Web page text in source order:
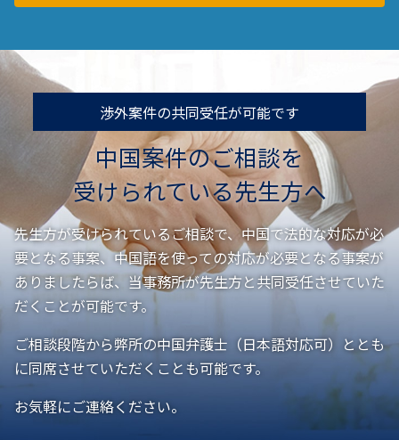
渉外案件の共同受任が可能です
中国案件のご相談を
受けられている先生方へ
先生方が受けられているご相談で、中国で法的な対応が必
要となる事案、中国語を使っての対応が必要となる事案が
ありましたらば、 当事務所が先生方と共同受任させていた
だくことが可能です。
ご相談段階から弊所の中国弁護士（日本語対応可）ととも
に同席させていただくことも可能です。
お気軽にご連絡ください。